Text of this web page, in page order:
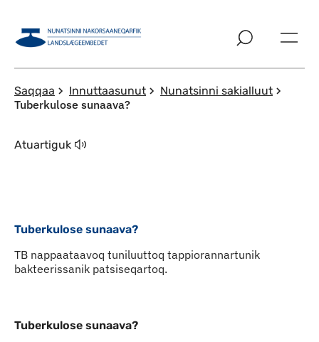
Saqqaa Innuttaasunut Nunatsinni sakialluut
Tuberkulose sunaava?
Atuartiguk
Tuberkulose sunaava?
TB nappaataavoq tuniluuttoq tappiorannartunik
bakteerissanik patsiseqartoq.
Tuberkulose sunaava?
Tuberkulose sunaava?